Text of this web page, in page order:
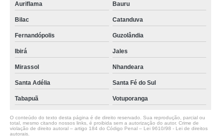
Auriflama
Bauru
Bilac Catanduva
Fernandópolis Guzolândia
Ibirá Jales
Mirassol Nhandeara
Santa Adélia Santa Fé do Sul
Tabapuã Votuporanga
O conteúdo do texto desta página é de direito reservado. Sua reprodução, parcial ou
total, mesmo citando nossos links, é proibida sem a autorização do autor. Crime de
violação de direito autoral – artigo 184 do Código Penal – Lei 9610/98 - Lei de direitos
autorais